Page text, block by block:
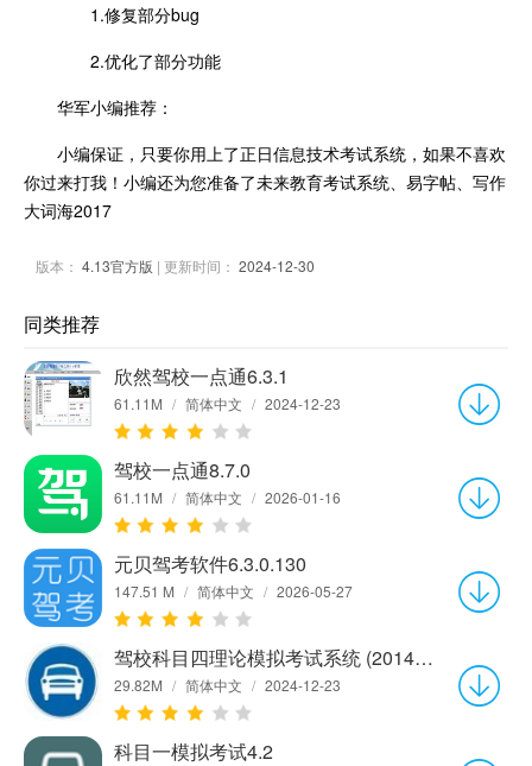
1.修复部分bug
2.优化了部分功能
华军小编推荐：
小编保证，只要你用上了正日信息技术考试系统，如果不喜欢
你过来打我！小编还为您准备了未来教育考试系统、易字帖、写作
大词海2017
版本： 4.13官方版 | 更新时间： 2024-12-30
同类推荐
欣然驾校一点通6.3.1
61.11M / 简体中文 / 2024-12-23
驾校一点通8.7.0
61.11M / 简体中文 / 2026-01-16
元贝驾考软件6.3.0.130
147.51 M / 简体中文 / 2026-05-27
驾校科目四理论模拟考试系统 (2014题库C1,B2)5.65
29.82M / 简体中文 / 2024-12-23
科目一模拟考试4.2